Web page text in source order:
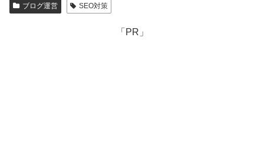
ブログ運営 SEO対策
「PR」